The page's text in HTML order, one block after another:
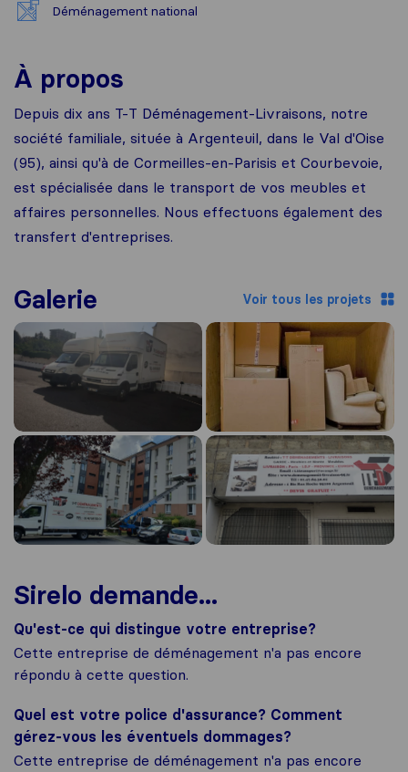
Déménagement national
À propos
Depuis dix ans T-T Déménagement-Livraisons, notre
société familiale, située à Argenteuil, dans le Val d'Oise
(95), ainsi qu'à de Cormeilles-en-Parisis et Courbevoie,
est spécialisée dans le transport de vos meubles et
affaires personnelles. Nous effectuons également des
transfert d'entreprises.
Galerie Voir tous les projets
Sirelo demande...
Qu'est-ce qui distingue votre entreprise?
Cette entreprise de déménagement n'a pas encore
répondu à cette question.
Quel est votre police d'assurance? Comment
gérez-vous les éventuels dommages?
Cette entreprise de déménagement n'a pas encore